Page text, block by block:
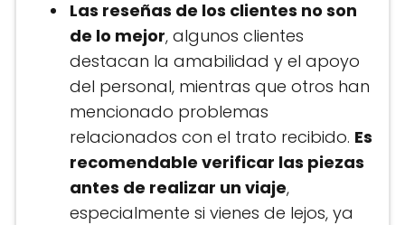
Las reseñas de los clientes no son
de lo mejor, algunos clientes
destacan la amabilidad y el apoyo
del personal, mientras que otros han
mencionado problemas
relacionados con el trato recibido. Es
recomendable verificar las piezas
antes de realizar un viaje,
especialmente si vienes de lejos​, ya